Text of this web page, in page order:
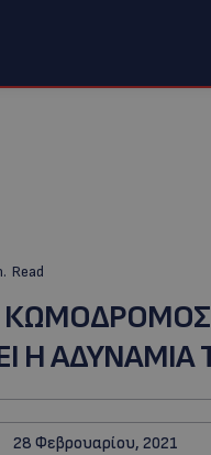
Read
Η ΑΔΥΝΑΜΙΑ
28 Φεβρουαρίου, 2021